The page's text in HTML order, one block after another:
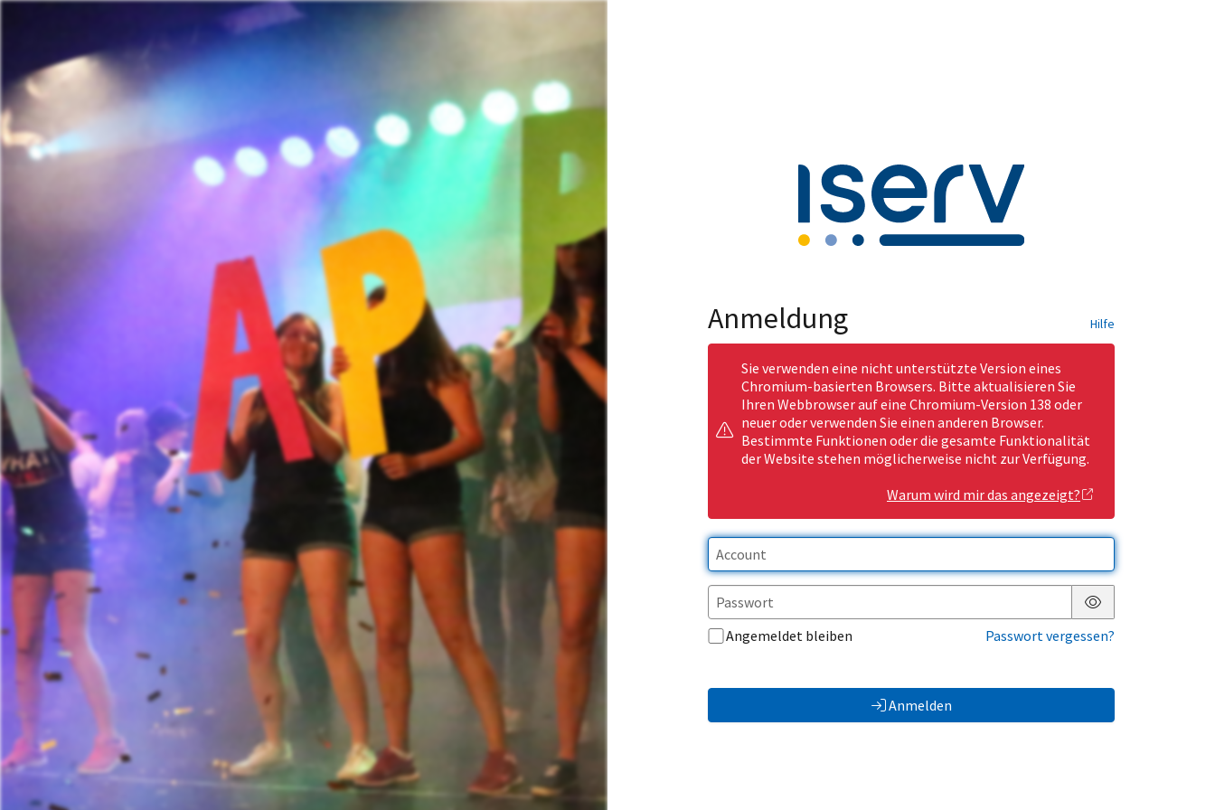
Anmeldung Hilfe
Sie verwenden eine nicht unterstützte Version eines
Chromium-basierten Browsers. Bitte aktualisieren Sie
Ihren Webbrowser auf eine Chromium-Version 138 oder
neuer oder verwenden Sie einen anderen Browser.
Bestimmte Funktionen oder die gesamte Funktionalität
der Website stehen möglicherweise nicht zur Verfügung.
Warum wird mir das angezeigt?
Passwort anzeigen
Angemeldet bleiben
Passwort vergessen?
Anmelden